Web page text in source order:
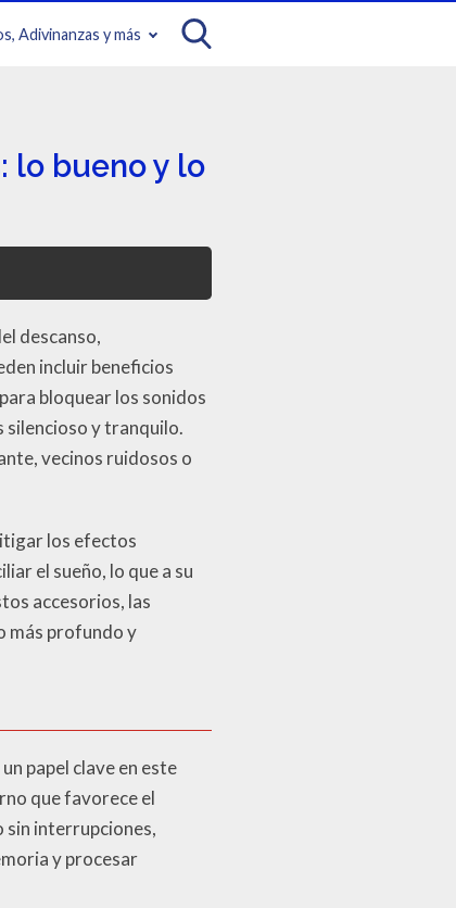
Adivinanzas y más
lo bueno y lo
descanso,
incluir beneficios
bloquear los sonidos
silencioso y tranquilo.
vecinos ruidosos o
los efectos
el sueño, lo que a su
accesorios, las
más profundo y
papel clave en este
que favorece el
sin interrupciones,
y procesar